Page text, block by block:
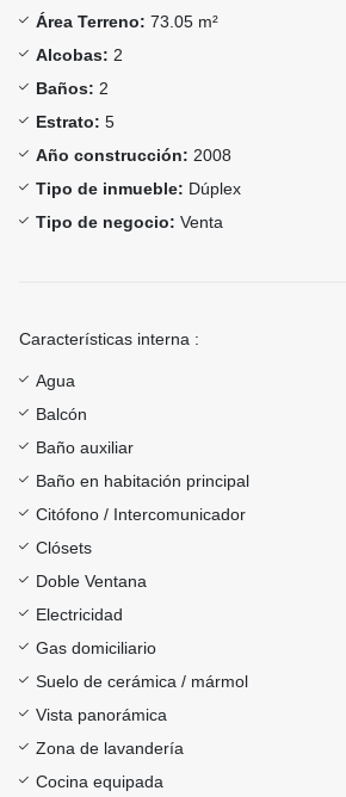
Área Terreno: 73.05 m²
Alcobas: 2
Baños: 2
Estrato: 5
Año construcción: 2008
Tipo de inmueble: Dúplex
Tipo de negocio: Venta
Características interna :
Agua
Balcón
Baño auxiliar
Baño en habitación principal
Citófono / Intercomunicador
Clósets
Doble Ventana
Electricidad
Gas domiciliario
Suelo de cerámica / mármol
Vista panorámica
Zona de lavandería
Cocina equipada